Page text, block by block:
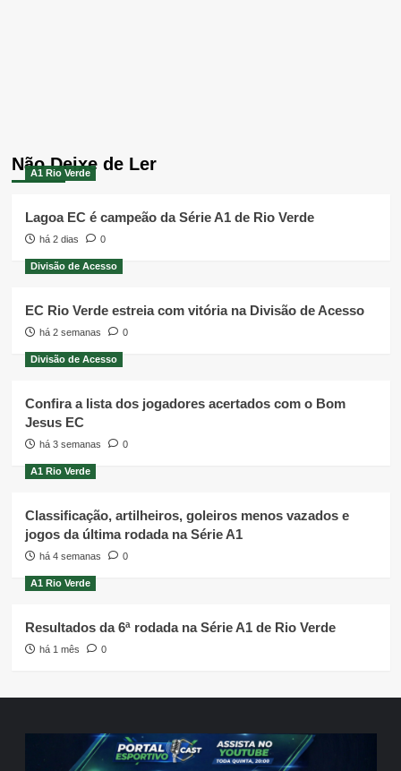
Não Deixe de Ler
A1 Rio Verde
Lagoa EC é campeão da Série A1 de Rio Verde
há 2 dias 0
Divisão de Acesso
EC Rio Verde estreia com vitória na Divisão de Acesso
há 2 semanas 0
Divisão de Acesso
Confira a lista dos jogadores acertados com o Bom
Jesus EC
há 3 semanas 0
A1 Rio Verde
Classificação, artilheiros, goleiros menos vazados e
jogos da última rodada na Série A1
há 4 semanas 0
A1 Rio Verde
Resultados da 6ª rodada na Série A1 de Rio Verde
há 1 mês 0